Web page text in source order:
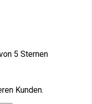
5 Sternen
Kunden.